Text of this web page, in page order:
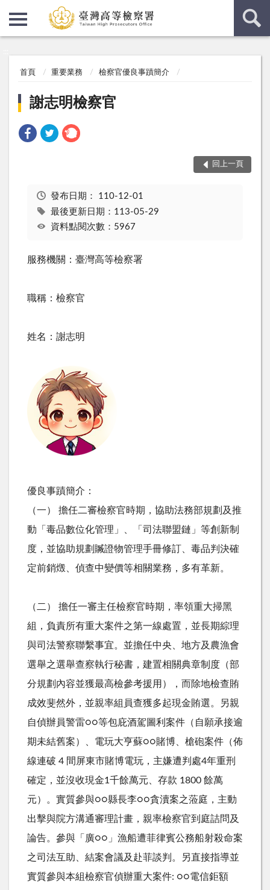
首頁 重要業務 檢察官優良事蹟簡介
謝志明檢察官
回上一頁
發布日期： 110-12-01
最後更新日期：113-05-29
資料點閱次數：5967
服務機關：臺灣高等檢察署
職稱：檢察官
姓名：謝志明
優良事蹟簡介：
（一） 擔任二審檢察官時期，協助法務部規劃及推
動「毒品數位化管理」、「司法聯盟鏈」等創新制
度，並協助規劃贓證物管理手冊修訂、毒品判決確
定前銷燬、偵查中變價等相關業務，多有革新。
（二） 擔任一審主任檢察官時期，率領重大掃黑
組，負責所有重大案件之第一線處置，並長期綜理
與司法警察聯繫事宜。並擔任中央、地方及農漁會
選舉之選舉查察執行秘書，建置相關典章制度（部
分規劃內容並獲最高檢參考援用），而除地檢查賄
成效斐然外，並親率組員查獲多起現金賄選。另親
自偵辦員警雷○○等包庇酒駕圖利案件（自願承接逾
期未結舊案）、電玩大亨蘇○○賭博、槍砲案件（佈
線連破 4 間屏東市賭博電玩，主嫌遭判處4年重刑
確定，並沒收現金1千餘萬元、存款 1800 餘萬
元）。實質參與○○縣長李○○貪瀆案之蒞庭，主動
出擊與院方溝通審理計畫，親率檢察官到庭詰問及
論告。參與「廣○○」漁船遭菲律賓公務船射殺命案
之司法互助、結案會議及赴菲談判。另直接指導並
實質參與本組檢察官偵辦重大案件: ○○電信鉅額